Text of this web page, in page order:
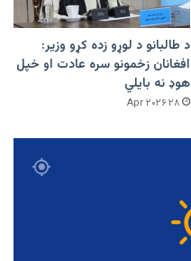
د طالبانو د لوړو زده کړو وزیر:
افغانان زخمونو سره عادت او خپل
هوډ نه بایلي
۲۸ Apr ۲۰۲۶